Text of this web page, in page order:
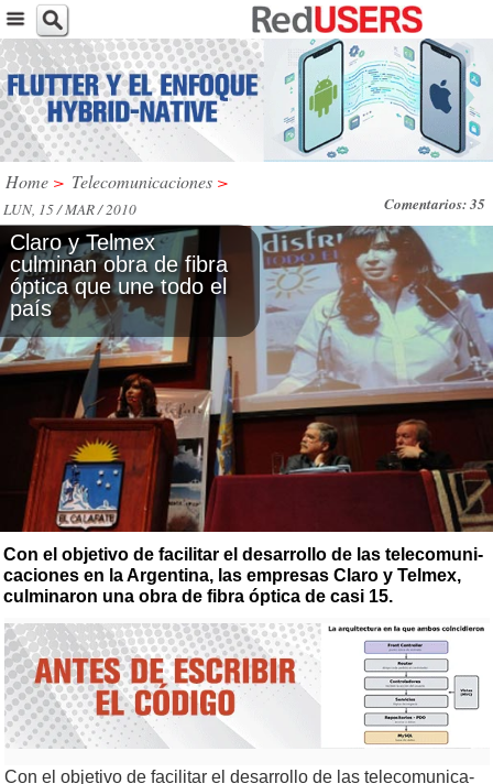
Home > Telecomunicaciones >
Comentarios: 35
LUN, 15 / MAR / 2010
Cla­ro y Tel­mex
culminan obra de fi­bra
óp­ti­ca que une to­do el
país
Con el ob­je­ti­vo de fa­ci­li­tar el de­sa­rro­llo de las te­le­co­mu­ni­
ca­cio­nes en la Ar­gen­ti­na, las empresas Cla­ro y Tel­mex,
cul­mi­na­ron una obra de fi­bra óp­ti­ca de casi 15.
Con el ob­je­ti­vo de fa­ci­li­tar el de­sa­rro­llo de las te­le­co­mu­ni­ca­